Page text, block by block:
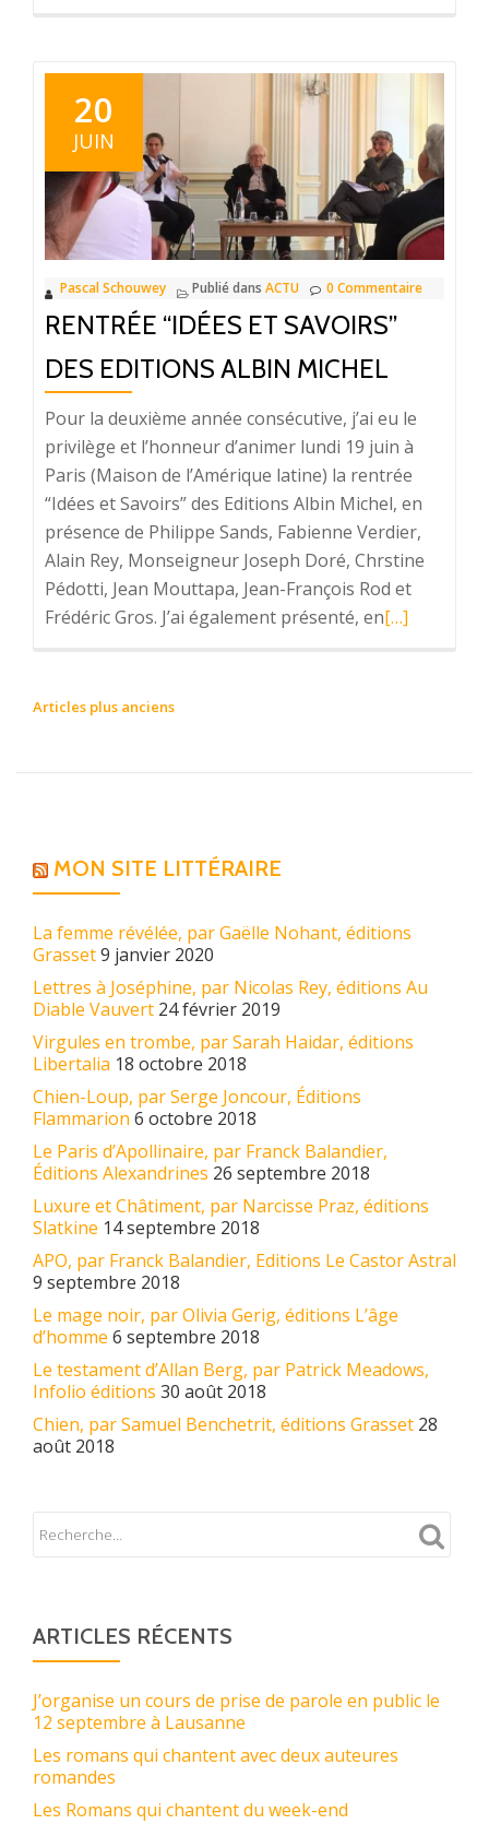
copains
d’abord
20
JUIN
Pascal Schouwey Publié dans ACTU 0 Commentaire
RENTRÉE “IDÉES ET SAVOIRS”
DES EDITIONS ALBIN MICHEL
Pour la deuxième année consécutive, j’ai eu le
privilège et l’honneur d’animer lundi 19 juin à
Paris (Maison de l’Amérique latine) la rentrée
“Idées et Savoirs” des Editions Albin Michel, en
présence de Philippe Sands, Fabienne Verdier,
Alain Rey, Monseigneur Joseph Doré, Chrstine
Pédotti, Jean Mouttapa, Jean-François Rod et
Frédéric Gros. J’ai également présenté, enEn
[…]
Articles plus anciens
MON SITE LITTÉRAIRE
La femme révélée, par Gaëlle Nohant, éditions
Grasset9 janvier 2020
Lettres à Joséphine, par Nicolas Rey, éditions Au
Diable Vauvert 24 février 2019
Virgules en trombe, par Sarah Haidar, éditions
Libertalia 18 octobre 2018
Chien-Loup, par Serge Joncour, Éditions
Flammarion 6 octobre 2018
Le Paris d’Apollinaire, par Franck Balandier,
Éditions Alexandrines 26 septembre 2018
Luxure et Châtiment, par Narcisse Praz, éditions
Slatkine 14 septembre 2018
APO, par Franck Balandier, Editions Le Castor Astral
9 septembre 2018
Le mage noir, par Olivia Gerig, éditions L’âge
d’homme 6 septembre 2018
Le testament d’Allan Berg, par Patrick Meadows,
Infolio éditions 30 août 2018
Chien, par Samuel Benchetrit, éditions Grasset 28
août 2018
ARTICLES RÉCENTS
J’organise un cours de prise de parole en public le
12 septembre à Lausanne
Les romans qui chantent avec deux auteures
romandes
Les Romans qui chantent du week-end